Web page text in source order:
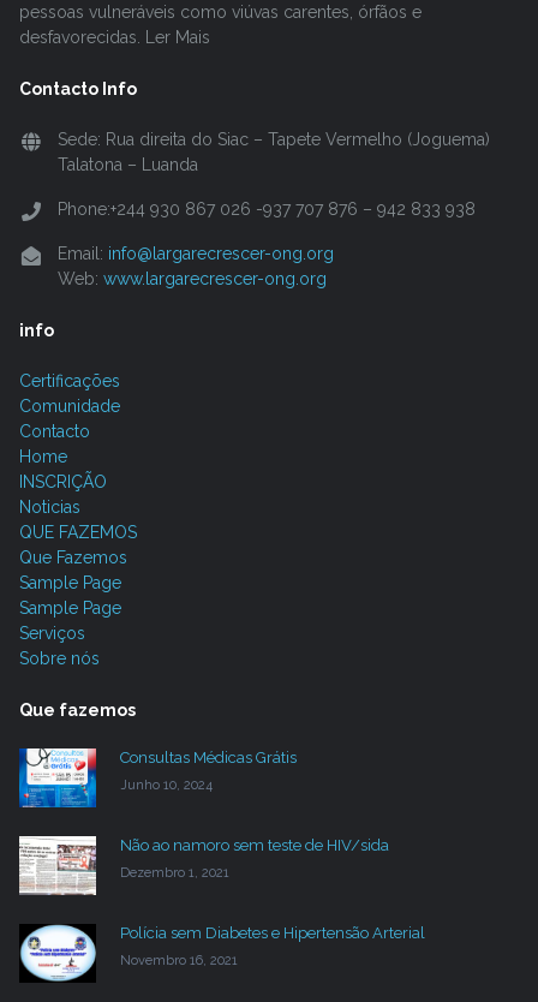
pessoas vulneráveis como viúvas carentes, órfãos e
desfavorecidas. Ler Mais
Contacto Info
Sede: Rua direita do Siac – Tapete Vermelho (Joguema)
Talatona – Luanda
Phone:+244 930 867 026 -937 707 876 – 942 833 938
Email: info@largarecrescer-ong.org
Web: www.largarecrescer-ong.org
info
Certificações
Comunidade
Contacto
Home
INSCRIÇÃO
Noticias
QUE FAZEMOS
Que Fazemos
Sample Page
Sample Page
Serviços
Sobre nós
Que fazemos
Consultas Médicas Grátis
Junho 10, 2024
Não ao namoro sem teste de HIV/sida
Dezembro 1, 2021
Polícia sem Diabetes e Hipertensão Arterial
Novembro 16, 2021